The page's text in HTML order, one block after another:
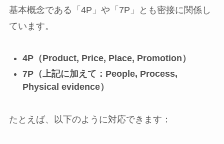
基本概念である「4P」や「7P」とも密接に関係し
ています。
4P（Product, Price, Place, Promotion）
7P（上記に加えて：People, Process,
Physical evidence）
たとえば、以下のように対応できます：